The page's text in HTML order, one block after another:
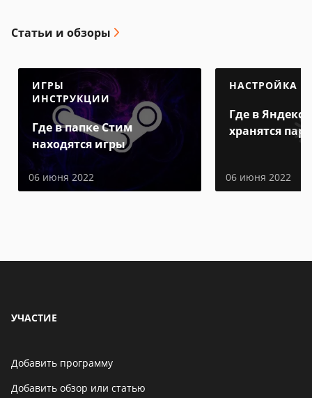
Статьи и обзоры
ИГРЫ
ИНСТРУКЦИИ
Где в папке Стим
находятся игры
06 июня 2022
НАСТРОЙКА
Где в Яндекс
хранятся
06 июня 2022
УЧАСТИЕ
Добавить программу
Добавить обзор или статью